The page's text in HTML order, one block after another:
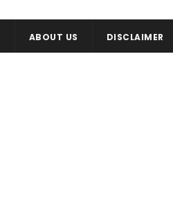
ABOUT US DISCLAIMER